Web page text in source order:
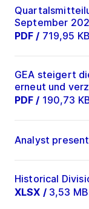
September
PDF / 719,95 KB
GEA steigert
erneut und
PDF / 190,73
Analyst
Historical
XLSX / 3,53 MB